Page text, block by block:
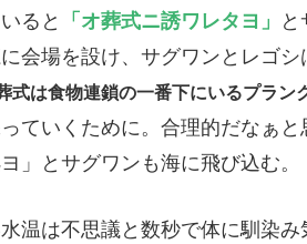
ると
「オ葬式ニ誘ワレタヨ」
会場を設け、サグワンとレゴシ
式は食物連鎖の一番下にいるプラン
ていくために。合理的だなぁ
」とサグワンも海に飛び込む。
温は不思議と数秒で体に馴染